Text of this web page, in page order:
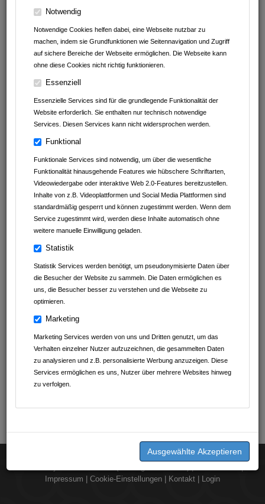
Notwendig
Notwendige Cookies helfen dabei, eine Webseite nutzbar zu
machen, indem sie Grundfunktionen wie Seitennavigation und Zugriff
auf sichere Bereiche der Webseite ermöglichen. Die Webseite kann
ohne diese Cookies nicht richtig funktionieren.
Essenziell
Essenzielle Services sind für die grundlegende Funktionalität der
Website erforderlich. Sie enthalten nur technisch notwendige
Services. Diesen Services kann nicht widersprochen werden.
Funktional
Funktionale Services sind notwendig, um über die wesentliche
Funktionalität hinausgehende Features wie hübschere Schriftarten,
Videowiedergabe oder interaktive Web 2.0-Features bereitzustellen.
Inhalte von z.B. Videoplattformen und Social Media Plattformen sind
standardmäßig gesperrt und können zugestimmt werden. Wenn dem
Service zugestimmt wird, werden diese Inhalte automatisch ohne
weitere manuelle Einwilligung geladen.
Statistik
Statistik Services werden benötigt, um pseudonymisierte Daten über
die Besucher der Website zu sammeln. Die Daten ermöglichen es
uns, die Besucher besser zu verstehen und die Webseite zu
optimieren.
Marketing
Marketing Services werden von uns und Dritten genutzt, um das
Verhalten einzelner Nutzer aufzuzeichnen, die gesammelten Daten
zu analysieren und z.B. personalisierte Werbung anzuzeigen. Diese
Services ermöglichen es uns, Nutzer über mehrere Websites hinweg
zu verfolgen.
Impressum
Cookie-Einstellungen Kontakt Login